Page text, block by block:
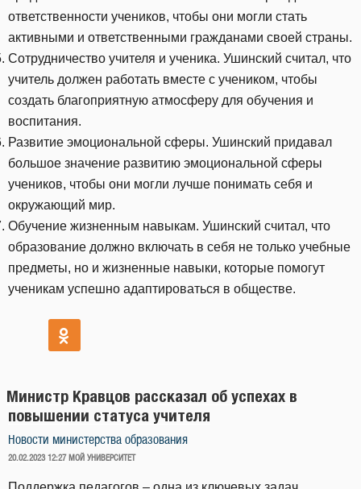
ответственности учеников, чтобы они могли стать
активными и ответственными гражданами своей страны.
Сотрудничество учителя и ученика. Ушинский считал, что
учитель должен работать вместе с учеником, чтобы
создать благоприятную атмосферу для обучения и
воспитания.
Развитие эмоциональной сферы. Ушинский придавал
большое значение развитию эмоциональной сферы
учеников, чтобы они могли лучше понимать себя и
окружающий мир.
Обучение жизненным навыкам. Ушинский считал, что
образование должно включать в себя не только учебные
предметы, но и жизненные навыки, которые помогут
ученикам успешно адаптироваться в обществе.
Министр Кравцов рассказал об успехах в
повышении статуса учителя
Новости министерства образования
ОПУБЛИКОВАНО
20.02.2023 12:27 МОЙ УНИВЕРСИТЕТ